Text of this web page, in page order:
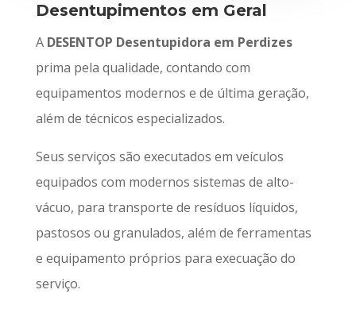
Desentupimentos em Geral
A DESENTOP Desentupidora em Perdizes
prima pela qualidade, contando com
equipamentos modernos e de última geração,
além de técnicos especializados.
Seus serviços são executados em veículos
equipados com modernos sistemas de alto-
vácuo, para transporte de resíduos líquidos,
pastosos ou granulados, além de ferramentas
e equipamento próprios para execuação do
serviço.